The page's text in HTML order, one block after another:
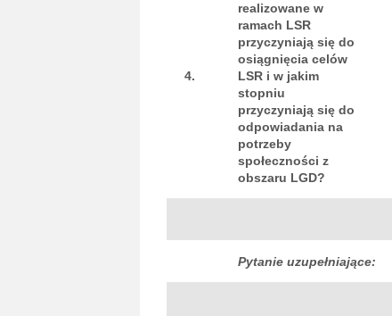
4.
realizowane w
ramach LSR
przyczyniają się do
osiągnięcia celów
LSR i w jakim
stopniu
przyczyniają się do
odpowiadania na
potrzeby
społeczności z
obszaru LGD?
Pytanie uzupełniające: